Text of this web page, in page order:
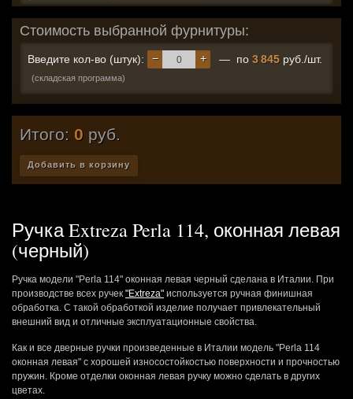
Стоимость выбранной фурнитуры:
Введите кол-во (штук): +
− — по 3 845 руб./шт.
(складская программа)
Итого: 0 руб.
Добавить в корзину
Ручка Extreza Perla 114, оконная левая
(черный)
Ручка модели "Perla 114" оконная левая черный сделана в Италии. При
производстве всех ручек "Extreza" используется ручная финишная
обработка. С такой обработкой изделие получает привлекательный
внешний вид и отличные эксплуатационные свойства.
Как и все дверные ручки произведенные в Италии модель "Perla 114
оконная левая" с хорошей износостойкостью поверхности и прочностью
пружин. Кроме отделки оконная левая ручку можно сделать в других
цветах.